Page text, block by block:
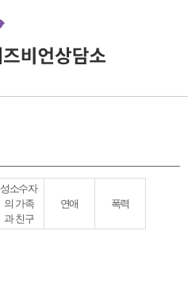
성소수자
의 가족
과 친구
연애 폭력